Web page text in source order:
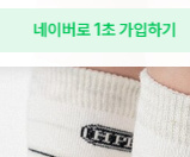
네이버로 1초 가입하기